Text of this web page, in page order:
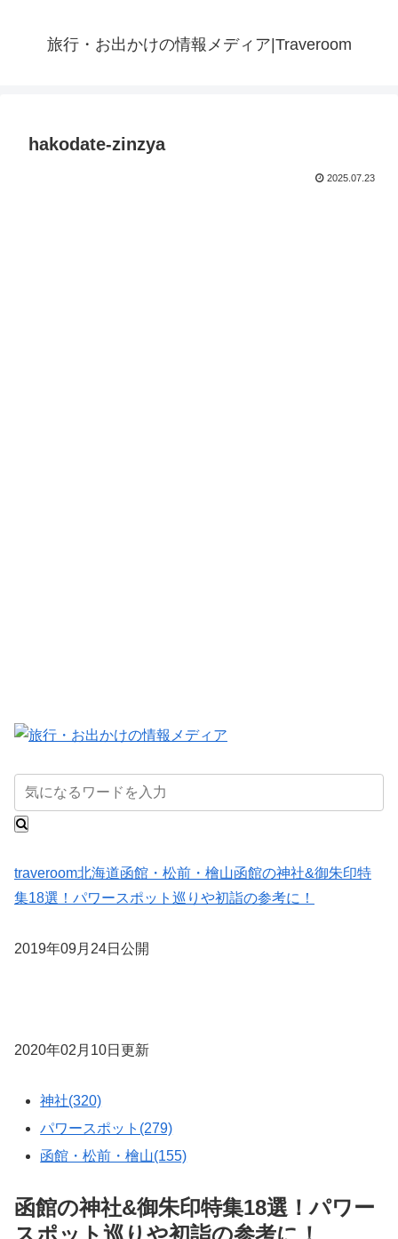
旅行・お出かけの情報メディア|Traveroom
hakodate-zinzya
2025.07.23
traveroom北海道函館・松前・檜山函館の神社&御朱印特
集18選！パワースポット巡りや初詣の参考に！
2019年09月24日公開
2020年02月10日更新
神社(320)
パワースポット(279)
函館・松前・檜山(155)
函館の神社&御朱印特集18選！パワー
スポット巡りや初詣の参考に！